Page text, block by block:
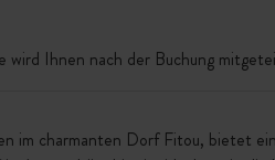
wird Ihnen nach der Buchung
im charmanten Dorf Fitou, bietet